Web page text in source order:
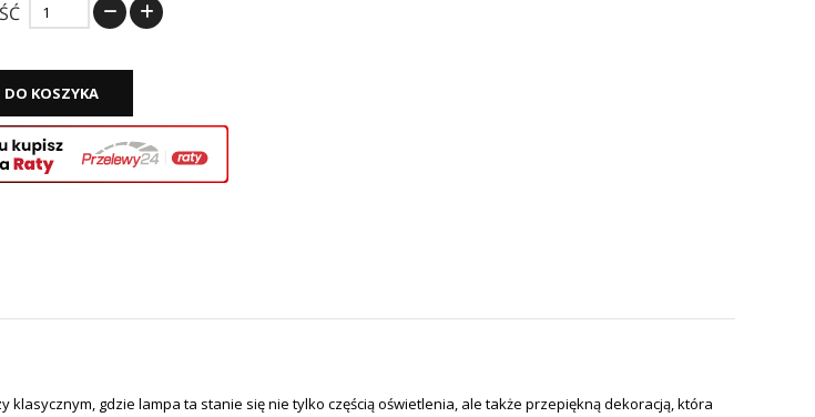
DO KOSZYKA
gdzie lampa ta stanie się nie tylko częścią oświetlenia, ale także przepiękną dekoracją, która